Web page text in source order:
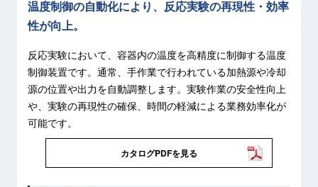
温度制御の自動化により、反応実験の再現性・効率
性が向上。
反応実験において、容器内の温度を高精度に制御する温度
制御装置です。通常、手作業で行われている加熱源や冷却
源の位置や出力を自動調整します。実験作業の安全性向上
や、実験の再現性の確保、時間の軽減による業務効率化が
可能です。
カタログPDFを見る